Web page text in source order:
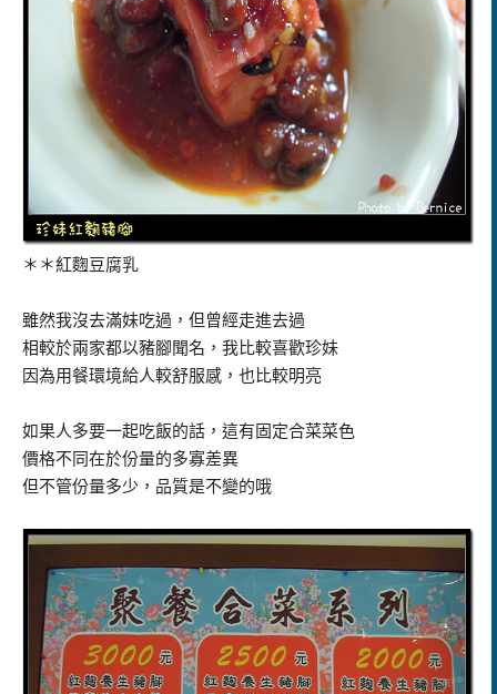
＊＊紅麴豆腐乳
雖然我沒去滿妹吃過，但曾經走進去過
相較於兩家都以豬腳聞名，我比較喜歡珍妹
因為用餐環境給人較舒服感，也比較明亮
如果人多要一起吃飯的話，這有固定合菜菜色
價格不同在於份量的多寡差異
但不管份量多少，品質是不變的哦